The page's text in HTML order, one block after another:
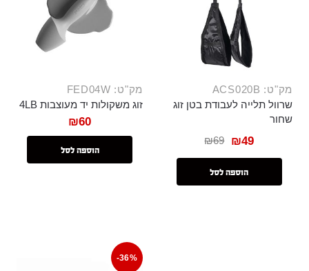
מק"ט: ACS020B
שרוול תלייה לעבודת בטן זוג
שחור
₪69 ₪49
הוספה לסל
מק"ט: FED04W
זוג משקולות יד מעוצבות 4LB
₪60
הוספה לסל
-36%